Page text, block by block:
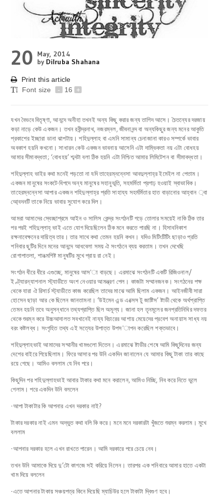
20
May, 2014
by Dilruba Shahana
Print this article
Font size
- 16 +
যখন বৈভবে বিতৃষ্ণা, আনন্দে অনীহা তখনই অন্য কিছু করার জন্য তাগিদ আসে। চৈতন্যের দরজায়
কড়া নাড়ে কেউ একজন। তখন রবীন্দ্রনাথ, নজরম্নল, জীবনানন্দ বা অন্যকিছুর জন্য মনের আকুতি
প্রকাশের ইচ্ছারা ডানা ঝাপটায়। শহিদুল্লাহ বা এমনি সামান্য চেনাজানা কারও সম্পর্কে ভাবার
অবকাশ হয়নি কখনো। সাধারন কেউ একজন ভাবনায় আসেনি এটা দাম্ভিকতা নয় এটা বোধহয়
আমার সীমাবদ্ধতা; ‘বোধহয়’ শব্দটা বলা ঠিক হয়নি এটা নিশ্চিত আমার লিমিটেশন বা সীমাবদ্ধতা।
শহিদুল্লাহ ভাইর কথা মনেই পড়তো না যদি তাহেরম্নন্নেসা আবদুল্লাহ্‌র ইমেইল না পেতাম।
একজন মানুষের সংকটে-বিপদে অন্য মানুষের সহানুভূতি, সহমর্মিতা প্রগাঢ় হওয়াই স্বাভাবিক।
তাহেরম্নন্নেসা আপার একজন শহিদুল্লাহ্‌র প্রতি সাহায্য সহর্মর্মিতার হাত বাড়ানোর আহ্বান ্বা
আ্বেদনটি তাকে নিয়ে ভাবার সুযোগ করে দিল।
আমরা আমাদের স্বেচ্ছাশ্রমে আইন ও সালিস কেন্দ্র সংগঠনটি গড়ে তোলার সময়েই নাকি ঠিক তার
পর পরই শহিদুল্লাহ্‌ ভাই এতে যোগ দিয়েছিলেন ঠিক মনে করতে পারছি না। হিসাবনিকাশ
রক্ষনাবেক্ষনের দায়িত্ব তার। তার সাথে কথা তেমন হয়নি কখন। যদিও মিটিংটিটিং ছাড়াও প্রতি
শনিবার ছুটির দিনে মনের আনন্দে আধবেলা সময় ঐ সংগঠনে ব্যয় করতাম। তখন দেখেছি
রোগাপাতলা, শানত্মশিষ্ট মানুষটির মুখে প্রায় রা নেই।
সংগঠন ধীরে ধীরে এগুচ্ছে, মানুষের আস’া বাড়ছে। এরমাঝে সংগঠনটি একটি রিজিওনাল/
ইণ্ট্যারন্যাশনাল স্ট্যাডীতে অংশ নেওয়ার আমন্ত্রণ পেল। কাজটা সম্মানজনক। সংগঠনের পক্ষ
থেকে যারা ঐ রিসার্চ স্ট্যাডীতে কাজ করেছিল তাদের মাঝে আমি ছিলাম একজন। আইনজীবী সারা
হোসেন ছাড়া আর কে ছিলেন জানতামনা। ‘উইমেন এন্ড এক্সেস টু জাষ্টিস’ ষ্টাডী থেকে অর্থপ্রাপ্তি
তেমন হয়নি তবে অনুসন্ধানে তথ্যপ্রাপ্তি ছিল অমূল্য। জানা হল তৃনমূলের জনপ্রতিনিধির দফতর
থেকে শুরম্ন করে উচ্চআদালত সবখানেই নায্য বিচারের আশায় মেয়েদের প্রবেশ অনায়াস সাধ্য নয়
বরং কষ্টলব্ধ। সংগৃহিত তথ্য এই সত্যের উপাত্ত উপস’াপন করেছিল শক্তভাবে।
শহিদুল্লাহভাই আমাদের সম্মানীর খামগুলো দিতেন। এরমাঝে ষ্টাডীর শেষে আমি কিছুদিনের জন্য
দেশের বাইরে গিয়েছিলাম। ফিরে আসার পর উনি একদিন জানালেন যে আমার কিছু টাকা তার কাছে
রয়ে গেছে। আমিও বললাম যে নিব পরে।
কিছুদিন পর শহিদুল্লাহভাই আবার টাকার কথা মনে করালেন, আমিও নিচ্ছি, নিব করে নিতে ভুলে
গেলাম। পরে একদিন উনি বললেন
-আপা টাকাটার কি আপনার এখন দরকার নাই?
টাকার দরকার নাই এমন অদ্ভুত কথা বলি কি করে। মনে মনে দরকারটা খুঁজতে শুরম্ন করলাম। মুখে
বললাম
-আপনার দরকার হলে এখন রাখতে পারেন। আমি দরকারে পরে চেয়ে নেব।
তখন উনি আমাকে দিয়ে দু’টো কাগজে সই করিয়ে নিলেন। তারপর এক শনিবারে আমার হাতে একটা
খাম দিয়ে বললেন
-এতে আপনার টাকায় সঞ্চয়পত্র কিনে দিয়েছি ম্যাচিউর হলে টাকাটা দ্বিগুণ হবে।